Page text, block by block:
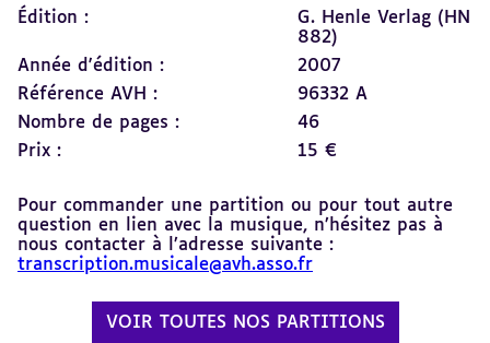
Édition :
G. Henle Verlag (HN
882)
Année d'édition :
2007
Référence AVH :
96332 A
Nombre de pages :
46
Prix :
15 €
Pour commander une partition ou pour tout autre
question en lien avec la musique, n’hésitez pas à
nous contacter à l’adresse suivante :
transcription.musicale@avh.asso.fr
VOIR TOUTES NOS PARTITIONS